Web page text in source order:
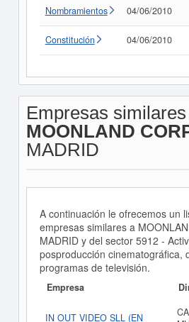
Nombramientos 04/06/2010
Constitución 04/06/2010
Empresas
MOONLAND
MADRID
A continuación le ofrecemos un
empresas similares a
MADRID y del sector 5912 -
posproducción cinematográfica,
programas de televisión.
Empresa
IN OUT VIDEO SLL (EN